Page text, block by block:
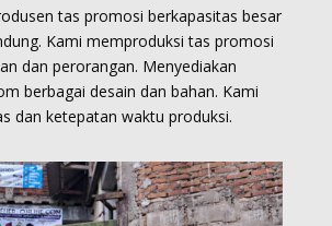
tas promosi berkapasitas besar
Kami memproduksitas promosi
dan perorangan. Menyediakan
berbagai desain dan bahan. Kami
dan ketepatan waktu produksi.